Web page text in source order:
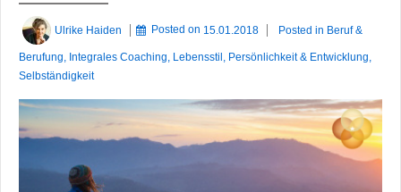
Ulrike Haiden Posted on 15.01.2018 Posted in Beruf &
Berufung, Integrales Coaching, Lebensstil , Persönlichkeit & Entwicklung,
Selbständigkeit